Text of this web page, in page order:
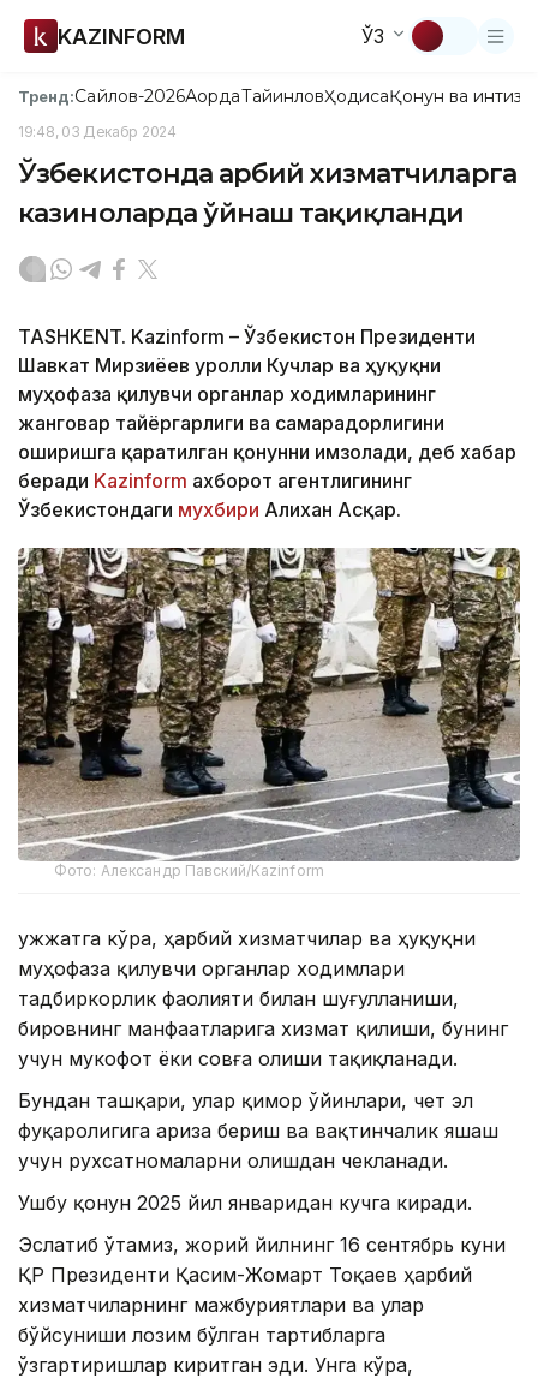
KAZINFORM ЎЗ
Тренд:Сайлов-2026АқордаТайинловҲодисаҚонун ва
19:48, 03 Декабр 2024
Ўзбекистонда ҳарбий хизматчиларга
казиноларда ўйнаш тақиқланди
TASHKENT. Kazinform – Ўзбекистон Президенти
Шавкат Мирзиёев Қуролли Кучлар ва ҳуқуқни
муҳофаза қилувчи органлар ходимларининг
жанговар тайёргарлиги ва самарадорлигини
оширишга қаратилган қонунни имзолади, деб хабар
беради Kazinform ахборот агентлигининг
Ўзбекистондаги мухбири Алихан Асқар.
Фото: Александр Павский/Kazinform
Ҳужжатга кўра, ҳарбий хизматчилар ва ҳуқуқни
муҳофаза қилувчи органлар ходимлари
тадбиркорлик фаолияти билан шуғулланиши,
бировнинг манфаатларига хизмат қилиши, бунинг
учун мукофот ёки совға олиши тақиқланади.
Бундан ташқари, улар қимор ўйинлари, чет эл
фуқаролигига ариза бериш ва вақтинчалик яшаш
учун рухсатномаларни олишдан чекланади.
Ушбу қонун 2025 йил январидан кучга киради.
Эслатиб ўтамиз, жорий йилнинг 16 сентябрь куни
ҚР Президенти Қасим-Жомарт Тоқаев ҳарбий
хизматчиларнинг мажбуриятлари ва улар
бўйсуниши лозим бўлган тартибларга
ўзгартиришлар киритган эди. Унга кўра,